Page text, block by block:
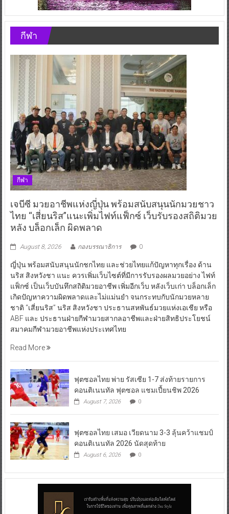
กีฬา
กีฬา
เจบีซี มวยอาชีพแห่งญี่ปุ่น พร้อมสนับสนุนนักมวยชาว
ไทย “เสี่ยนริส”แนะเพิ่มไฟท์แฟ็กซ์ เว็บรับรองสถิติมวย
หลัง บล็อกเล็ก ผิดพลาด
August 8, 2026 กองบรรณาธิการ 0
ญี่ปุ่น พร้อมสนับสนุนนักชกไทย และช่วยไทยแก้ปัญหาทุกเรื่อง ด้าน
นริส สิงหวังชา แนะ ควรเพิ่มเว็บไซต์ที่มีการรับรองผลมวยอย่าง ไฟท์
แฟ็กซ์ เป็นเว็บบันทึกสถิติมวยอาชีพ เพิ่มอีกเว็บ หลังเว็บเก่า บล็อกเล็ก
เกิดปัญหาความผิดพลาดและไม่แม่นยำ จนกระทบกับนักมวยหลาย
ชาติ “เสี่ยนริส” นริส สิงหวังชา ประธานสหพันธ์มวยแห่งเอเชีย หรือ
ABF และ ประธานฝ่ายกีฬามวยสากลอาชีพและฝ่ายสิทธิประโยชน์
สมาคมกีฬามวยอาชีพแห่งประเทศไทย
Read More
ฟุตซอลไทย พ่าย รัสเซีย 1-7 ส่งท้ายรายการ
คอนติเนนทัล ฟุตซอล แชมเปี้ยนชิพ 2026
August 7, 2026 0
ฟุตซอลไทย เสมอ เวียดนาม 3-3 ลุ้นคว้าแชมป์
คอนติเนนทัล 2026 นัดสุดท้าย
August 6, 2026 0